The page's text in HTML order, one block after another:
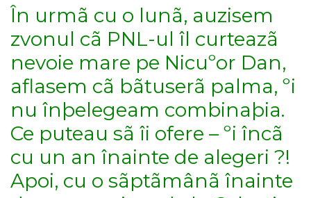
În urmã cu o lunã, auzisem
zvonul cã PNL-ul îl curteazã
nevoie mare pe Nicuºor Dan,
aflasem cã bãtuserã palma, ºi
nu înþelegeam combinaþia.
Ce puteau sã îi ofere – ºi încã
cu un an înainte de alegeri ?!
Apoi, cu o sãptãmânã înainte